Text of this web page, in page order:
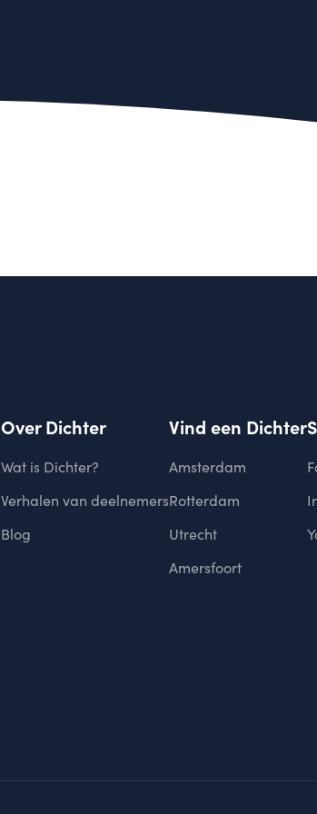
Over Dichter
Wat is Dichter?
Verhalen van deelnemers
Blog
Vind een Dichter
Amsterdam
Rotterdam
Utrecht
Amersfoort